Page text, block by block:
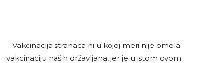
– Vakcinacija stranaca ni u kojoj meri nije omela
vakcinaciju naših državljana, jer je u istom ovom